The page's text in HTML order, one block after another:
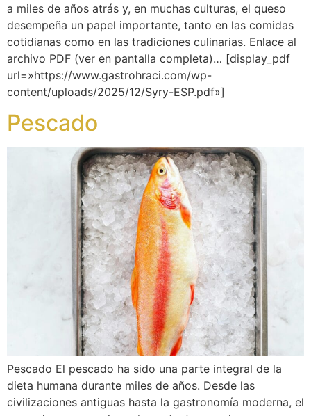
a miles de años atrás y, en muchas culturas, el queso
desempeña un papel importante, tanto en las comidas
cotidianas como en las tradiciones culinarias. Enlace al
archivo PDF (ver en pantalla completa)… [display_pdf
url=»https://www.gastrohraci.com/wp-
content/uploads/2025/12/Syry-ESP.pdf»]
Pescado
Pescado El pescado ha sido una parte integral de la
dieta humana durante miles de años. Desde las
civilizaciones antiguas hasta la gastronomía moderna, el